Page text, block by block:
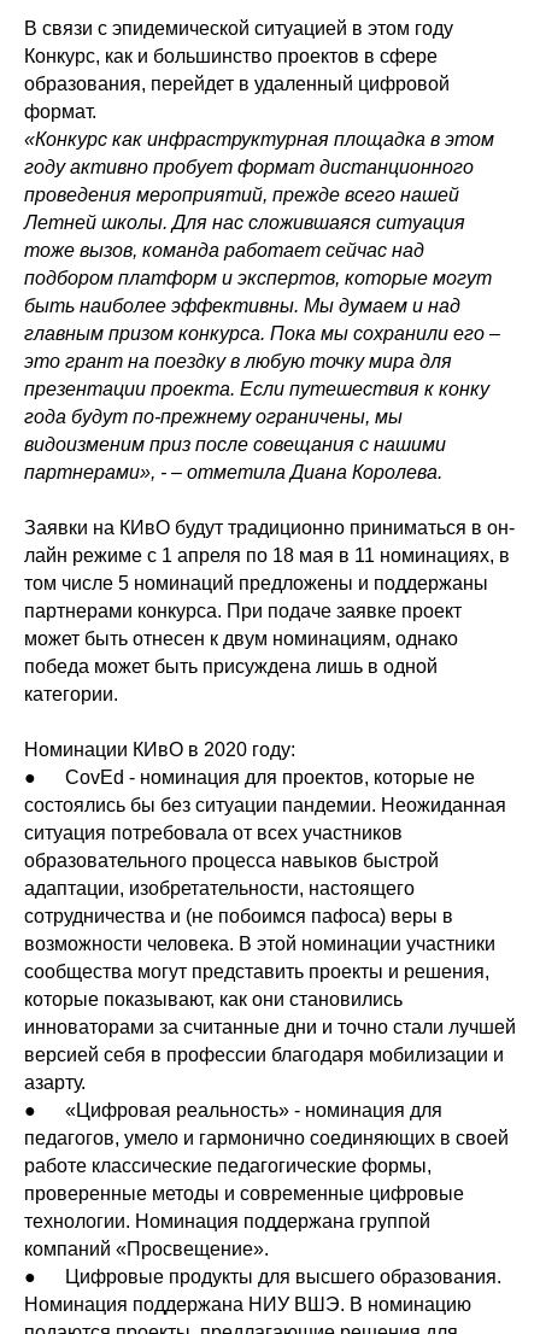
В связи с эпидемической ситуацией в этом году
Конкурс, как и большинство проектов в сфере
образования, перейдет в удаленный цифровой
формат.
«Конкурс как инфраструктурная площадка в этом
году активно пробует формат дистанционного
проведения мероприятий, прежде всего нашей
Летней школы. Для нас сложившаяся ситуация
тоже вызов, команда работает сейчас над
подбором платформ и экспертов, которые могут
быть наиболее эффективны. Мы думаем и над
главным призом конкурса. Пока мы сохранили его –
это грант на поездку в любую точку мира для
презентации проекта. Если путешествия к конку
года будут по-прежнему ограничены, мы
видоизменим приз после совещания с нашими
партнерами», - – отметила Диана Королева.
Заявки на КИвО будут традиционно приниматься в он-
лайн режиме с 1 апреля по 18 мая в 11 номинациях, в
том числе 5 номинаций предложены и поддержаны
партнерами конкурса. При подаче заявке проект
может быть отнесен к двум номинациям, однако
победа может быть присуждена лишь в одной
категории.
Номинации КИвО в 2020 году:
● CovEd - номинация для проектов, которые не
состоялись бы без ситуации пандемии. Неожиданная
ситуация потребовала от всех участников
образовательного процесса навыков быстрой
адаптации, изобретательности, настоящего
сотрудничества и (не побоимся пафоса) веры в
возможности человека. В этой номинации участники
сообщества могут представить проекты и решения,
которые показывают, как они становились
инноваторами за считанные дни и точно стали лучшей
версией себя в профессии благодаря мобилизации и
азарту.
● «Цифровая реальность» - номинация для
педагогов, умело и гармонично соединяющих в своей
работе классические педагогические формы,
проверенные методы и современные цифровые
технологии. Номинация поддержана группой
компаний «Просвещение».
● Цифровые продукты для высшего образования.
Номинация поддержана НИУ ВШЭ. В номинацию